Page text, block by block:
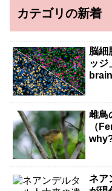
カテゴリの新着
脳細
ッジ
雌鳥
（
why?
ネア